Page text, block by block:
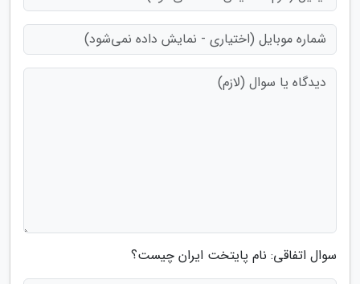
سوال اتفاقی: نام پایتخت ایران چیست؟